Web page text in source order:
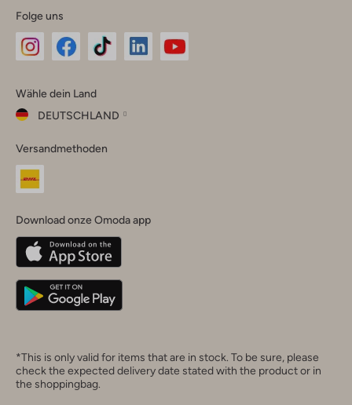
Folge uns
Instagram
Facebook
TikTok
Wähle dein Land
DEUTSCHLAND
dein
Land
Belgique(Français)
Deutschland
Versandmethoden
Download onze Omoda app
*This is only valid for items that are in stock. To be sure, please
check the expected delivery date stated with the product or in
the shoppingbag.